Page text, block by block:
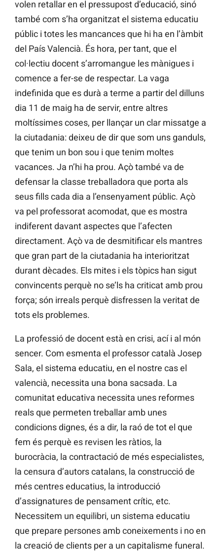
volen retallar en el pressupost d’educació, sinó
també com s’ha organitzat el sistema educatiu
públic i totes les mancances que hi ha en l’àmbit
del País Valencià. És hora, per tant, que el
col·lectiu docent s’arromangue les mànigues i
comence a fer-se de respectar. La vaga
indefinida que es durà a terme a partir del dilluns
dia 11 de maig ha de servir, entre altres
moltíssimes coses, per llançar un clar missatge a
la ciutadania: deixeu de dir que som uns ganduls,
que tenim un bon sou i que tenim moltes
vacances. Ja n’hi ha prou. Açò també va de
defensar la classe treballadora que porta als
seus fills cada dia a l’ensenyament públic. Açò
va pel professorat acomodat, que es mostra
indiferent davant aspectes que l’afecten
directament. Açò va de desmitificar els mantres
que gran part de la ciutadania ha interioritzat
durant dècades. Els mites i els tòpics han sigut
convincents perquè no se’ls ha criticat amb prou
força; són irreals perquè disfressen la veritat de
tots els problemes.
La professió de docent està en crisi, ací i al món
sencer. Com esmenta el professor català Josep
Sala, el sistema educatiu, en el nostre cas el
valencià, necessita una bona sacsada. La
comunitat educativa necessita unes reformes
reals que permeten treballar amb unes
condicions dignes, és a dir, la raó de tot el que
fem és perquè es revisen les ràtios, la
burocràcia, la contractació de més especialistes,
la censura d’autors catalans, la construcció de
més centres educatius, la introducció
d’assignatures de pensament crític, etc.
Necessitem un equilibri, un sistema educatiu
que prepare persones amb coneixements i no en
la creació de clients per a un capitalisme funeral.